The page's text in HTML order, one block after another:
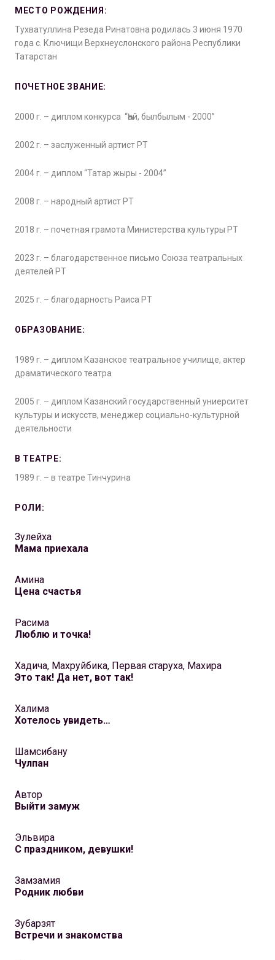
МЕСТО РОЖДЕНИЯ:
Тухватуллина Резеда Ринатовна родилась 3 июня 1970
года с. Ключищи Верхнеуслонского района Республики
Татарстан
ПОЧЕТНОЕ ЗВАНИЕ:
2000 г. – диплом конкурса “Һай, былбылым - 2000”
2002 г. – заслуженный артист РТ
2004 г. – диплом “Татар жыры - 2004”
2008 г. – народный артист РТ
2018 г. – почетная грамота Министерства культуры РТ
2023 г. – благодарственное письмо Союза театральных
деятелей РТ
2025 г. – благодарность Раиса РТ
ОБРАЗОВАНИЕ:
1989 г. – диплом Казанское театральное училище, актер
драматического театра
2005 г. – диплом Казанский государственный униерситет
культуры и искусств, менеджер социально-культурной
деятельности
В ТЕАТРЕ:
1989 г. – в театре Тинчурина
РОЛИ:
Зулейха
Мама приехала
Амина
Цена счастья
Расима
Люблю и точка!
Хадича, Махруйбика, Первая старуха, Махира
Это так! Да нет, вот так!
Халима
Хотелось увидеть…
Шамсибану
Чулпан
Автор
Выйти замуж
Эльвира
С праздником, девушки!
Замзамия
Родник любви
Зубарзят
Встречи и знакомства